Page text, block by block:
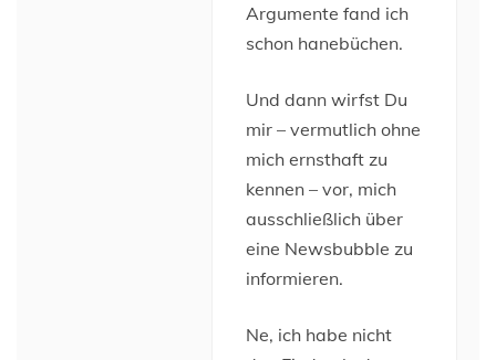
Argumente fand ich
schon hanebüchen.
Und dann wirfst Du
mir – vermutlich ohne
mich ernsthaft zu
kennen – vor, mich
ausschließlich über
eine Newsbubble zu
informieren.
Ne, ich habe nicht